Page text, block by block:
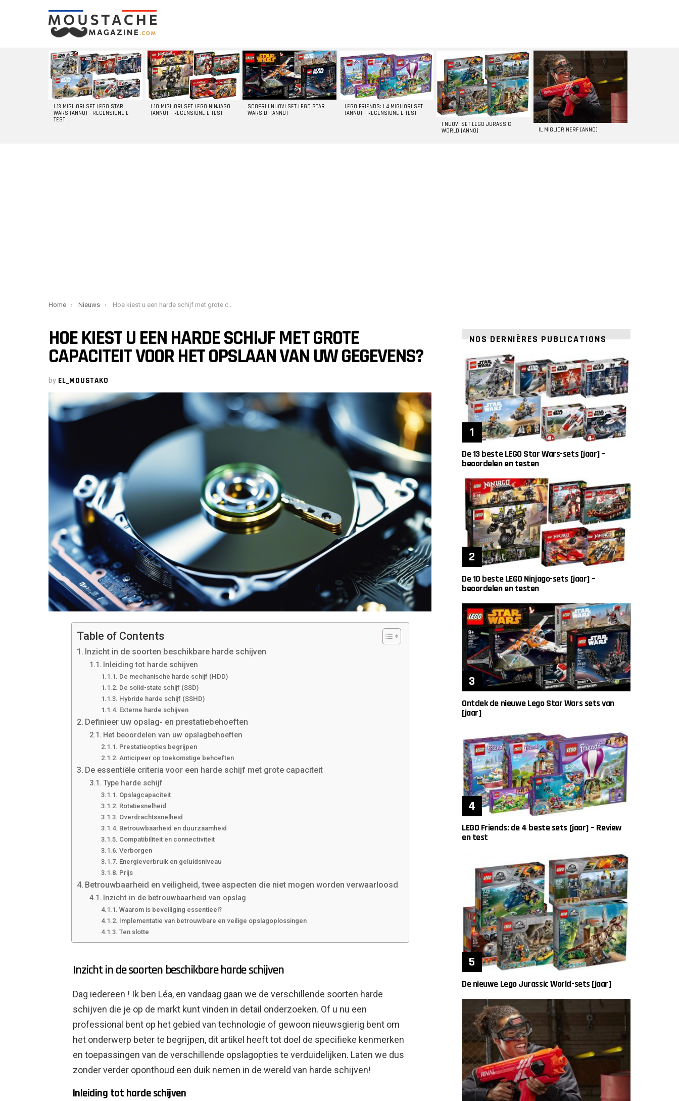
LATEST
STORIES
I 13 MIGLIORI SET LEGO STAR
WARS [ANNO] – RECENSIONE E
TEST
I 10 MIGLIORI SET LEGO NINJAGO
[ANNO] – RECENSIONE E TEST
SCOPRI I NUOVI SET LEGO STAR
WARS DI [ANNO]
LEGO FRIENDS: I 4 MIGLIORI SET
[ANNO] – RECENSIONE E TEST
I NUOVI SET LEGO JURASSIC
WORLD [ANNO]
IL MIGLIOR NERF [ANNO]
You are here:
Home Nieuws Hoe kiest u een harde schijf met grote capaciteit voor het opslaan van uw gegevens?
HOE KIEST U EEN HARDE SCHIJF MET GROTE
CAPACITEIT VOOR HET OPSLAAN VAN UW GEGEVENS?
by EL_MOUSTAKO
Table of Contents
Inzicht in de soorten beschikbare harde schijven
Inleiding tot harde schijven
De mechanische harde schijf (HDD)
De solid-state schijf (SSD)
Hybride harde schijf (SSHD)
Externe harde schijven
Definieer uw opslag- en prestatiebehoeften
Het beoordelen van uw opslagbehoeften
Prestatieopties begrijpen
Anticipeer op toekomstige behoeften
De essentiële criteria voor een harde schijf met grote capaciteit
Type harde schijf
Opslagcapaciteit
Rotatiesnelheid
Overdrachtssnelheid
Betrouwbaarheid en duurzaamheid
Compatibiliteit en connectiviteit
Verborgen
Energieverbruik en geluidsniveau
Prijs
Betrouwbaarheid en veiligheid, twee aspecten die niet mogen worden verwaarloosd
Inzicht in de betrouwbaarheid van opslag
Waarom is beveiliging essentieel?
Implementatie van betrouwbare en veilige opslagoplossingen
Ten slotte
Inzicht in de soorten beschikbare harde schijven
Dag iedereen ! Ik ben Léa, en vandaag gaan we de verschillende soorten harde
schijven die je op de markt kunt vinden in detail onderzoeken. Of u nu een
professional bent op het gebied van technologie of gewoon nieuwsgierig bent om
het onderwerp beter te begrijpen, dit artikel heeft tot doel de specifieke kenmerken
en toepassingen van de verschillende opslagopties te verduidelijken. Laten we dus
zonder verder oponthoud een duik nemen in de wereld van harde schijven!
Inleiding tot harde schijven
NOS DERNIÈRES PUBLICATIONS
De 13 beste LEGO Star Wars-sets [jaar] –
beoordelen en testen
De 10 beste LEGO Ninjago-sets [jaar] –
beoordelen en testen
Ontdek de nieuwe Lego Star Wars sets van
[jaar]
LEGO Friends: de 4 beste sets [jaar] – Review
en test
De nieuwe Lego Jurassic World-sets [jaar]